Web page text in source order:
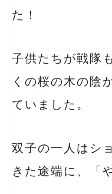
た！
子供たちが戦隊
くの桜の木の陰
ていました。
双子の一人はシ
きた途端に、「